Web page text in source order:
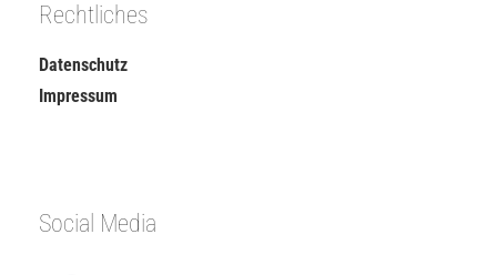
Rechtliches
Datenschutz
Impressum
Social Media